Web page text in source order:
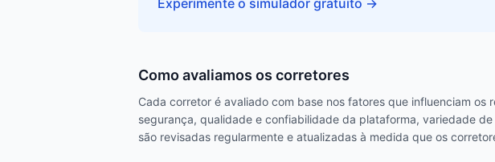
Experimente o simulador gratuito →
Como avaliamos os corretores
Cada corretor é avaliado com base nos fatores que influenciam
segurança, qualidade e confiabilidade da plataforma, variedade
são revisadas regularmente e atualizadas à medida que os